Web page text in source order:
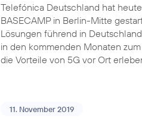
Telefónica Deutschland hat
BASECAMP in Berlin-Mitte
Lösungen führend in
in den kommenden Monaten
die Vorteile von 5G vor Ort
11. November 2019